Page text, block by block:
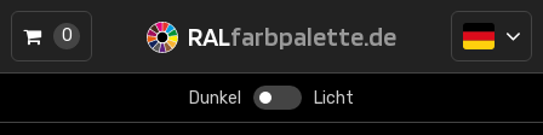
RALfarbpalette.de
Dunkel Licht
0